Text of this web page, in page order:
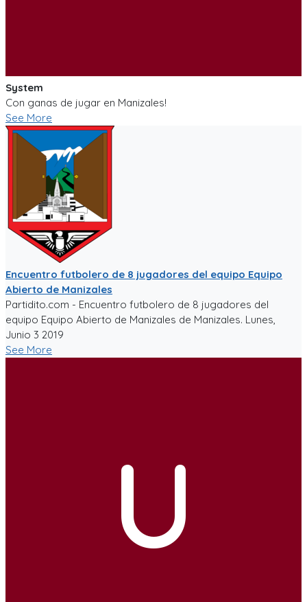
System
Con ganas de jugar en Manizales!
See More
Encuentro futbolero de 8 jugadores del equipo Equipo
Abierto de Manizales
Partidito.com - Encuentro futbolero de 8 jugadores del
equipo Equipo Abierto de Manizales de Manizales. Lunes,
Junio 3 2019
See More
U